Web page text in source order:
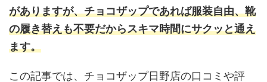
がありますが、チョコザップであれば服装自由、靴
の履き替えも不要だからスキマ時間にサクッと通え
ます。
この記事では、チョコザップ日野店の口コミや評